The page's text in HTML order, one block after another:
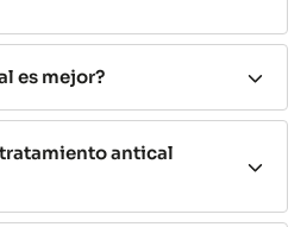
in)
es mejor?
antical